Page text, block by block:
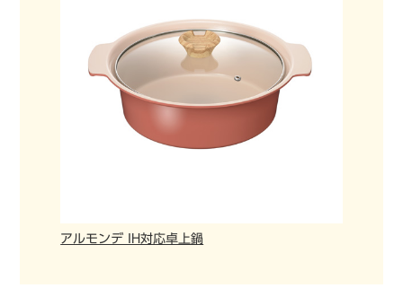
アルモンデ IH対応卓上鍋